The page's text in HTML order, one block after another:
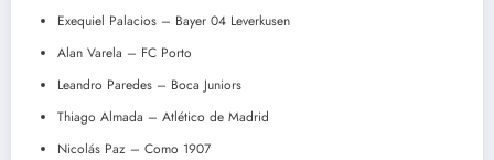
Exequiel Palacios – Bayer 04 Leverkusen
Alan Varela – FC Porto
Leandro Paredes – Boca Juniors
Thiago Almada – Atlético de Madrid
Nicolás Paz – Como 1907